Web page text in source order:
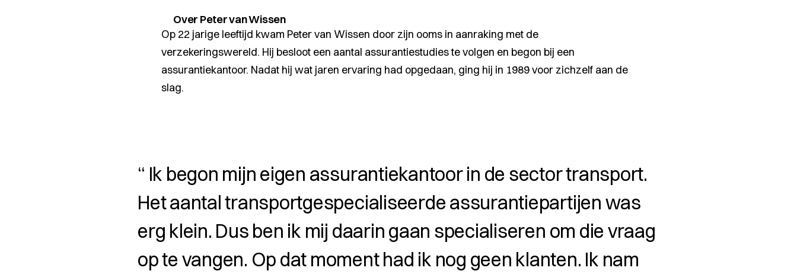
Over Peter van Wissen
Op 22 jarige leeftijd kwam Peter van Wissen door zijn ooms in aanraking met de
verzekeringswereld. Hij besloot een aantal assurantiestudies te volgen en begon bij een
assurantiekantoor. Nadat hij wat jaren ervaring had opgedaan, ging hij in 1989 voor zichzelf aan de
slag.
Ik begon mijn eigen assurantiekantoor in de sector transport.
Het aantal transportgespecialiseerde assurantiepartijen was
erg klein. Dus ben ik mij daarin gaan specialiseren om die vraag
op te vangen. Op dat moment had ik nog geen klanten. Ik nam